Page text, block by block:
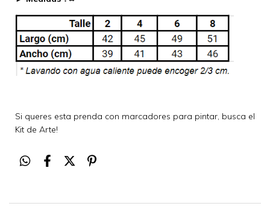
Si queres esta prenda con marcadores para pintar, busca el
Kit de Arte!